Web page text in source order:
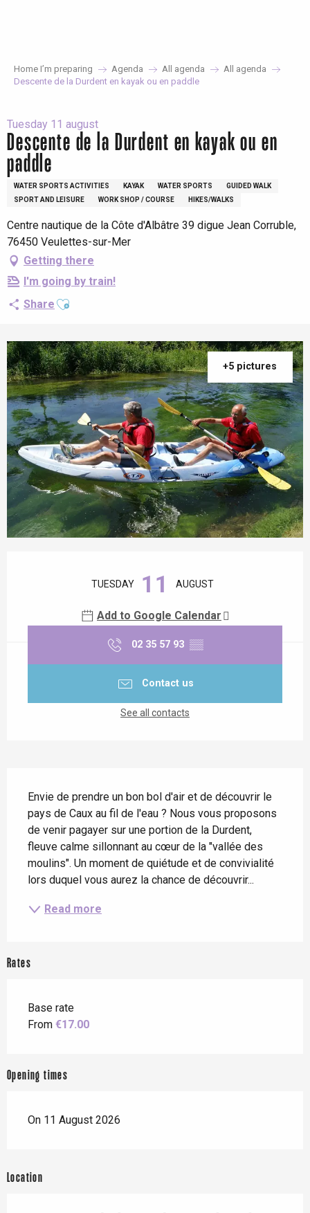
Home I’m preparing Agenda All agenda
All agenda
Descente de la Durdent en kayak ou en paddle
Tuesday 11 august
Descente de la Durdent en kayak ou en
paddle
WATER SPORTS ACTIVITIES KAYAK WATER SPORTS
GUIDED WALK
SPORT AND LEISURE
WORK SHOP / COURSE HIKES/WALKS
Centre nautique de la Côte d'Albâtre 39 digue Jean Corruble,
76450 Veulettes-sur-Mer
Getting there
I'm going by train!
Share Ajouter aux favoris
+5 pictures
TUESDAY 11 AUGUST
Add to Google Calendar
02 35 57 93 ▒▒
Contact us
See all contacts
Envie de prendre un bon bol d'air et de découvrir le
pays de Caux au fil de l'eau ? Nous vous proposons
de venir pagayer sur une portion de la Durdent,
fleuve calme sillonnant au cœur de la "vallée des
moulins". Un moment de quiétude et de convivialité
lors duquel vous aurez la chance de découvrir...
Read more
Rates
Base rate
From €17.00
Opening times
On 11 August 2026
Location